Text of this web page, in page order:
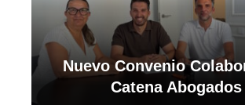
Nuevo Convenio
Catena Abogados